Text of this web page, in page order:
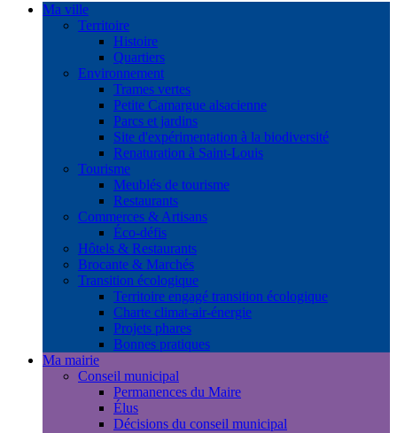
Ma ville
Territoire
Histoire
Quartiers
Environnement
Trames vertes
Petite Camargue alsacienne
Parcs et jardins
Site d'expérimentation à la biodiversité
Renaturation à Saint-Louis
Tourisme
Meublés de tourisme
Restaurants
Commerces & Artisans
Éco-défis
Hôtels & Restaurants
Brocante & Marchés
Transition écologique
Territoire engagé transition écologique
Charte climat-air-énergie
Projets phares
Bonnes pratiques
Ma mairie
Conseil municipal
Permanences du Maire
Élus
Décisions du conseil municipal